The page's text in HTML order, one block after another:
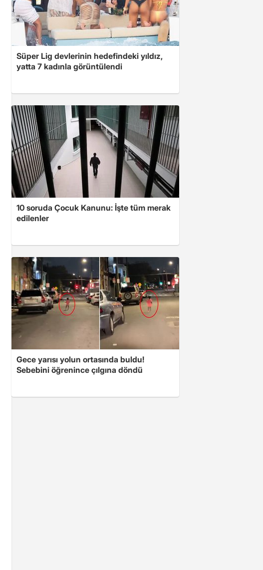
Süper Lig devlerinin hedefindeki yıldız,
yatta 7 kadınla görüntülendi
10 soruda Çocuk Kanunu: İşte tüm merak
edilenler
Gece yarısı yolun ortasında buldu!
Sebebini öğrenince çılgına döndü